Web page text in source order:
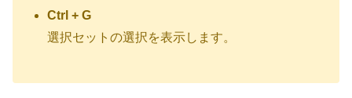
Ctrl + G
選択セットの選択を表示します。